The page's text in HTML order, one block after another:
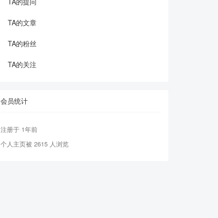
TA的文章
TA的粉丝
TA的关注
会员统计
注册于 1年前
个人主页被 2615 人浏览